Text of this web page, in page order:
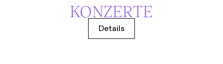
KONZERTE
Details